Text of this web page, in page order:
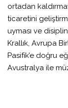
ortadan
ticaretini
uyması ve
Krallık, Avrupa
Pasifik’e doğru
Avustralya ile